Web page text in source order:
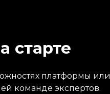
старте
платформы или
команде экспертов.